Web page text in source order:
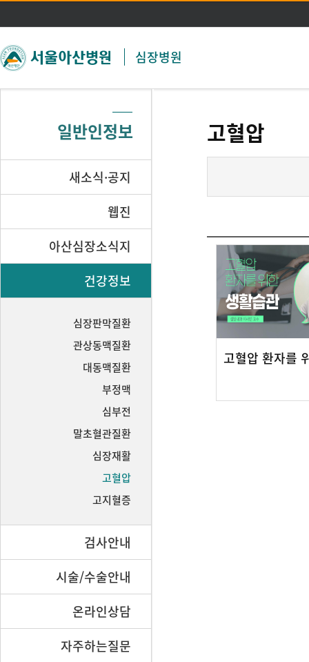
주메뉴 바로가기
본문 바로가기
심장병원
일반인정보
새소식·공지
웹진
아산심장소식지
건강정보
심장판막질환
관상동맥질환
대동맥질환
부정맥
심부전
말초혈관질환
심장재활
고혈압
고지혈증
검사안내
시술/수술안내
온라인상담
자주하는질문
고혈압